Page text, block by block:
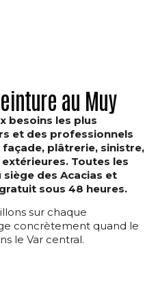
au Muy
besoins les plus
et des professionnels
façade, plâtrerie, sinistre,
Toutes les
des Acacias et
sous 48 heures.
sur chaque
concrètement quand le
le Var central.